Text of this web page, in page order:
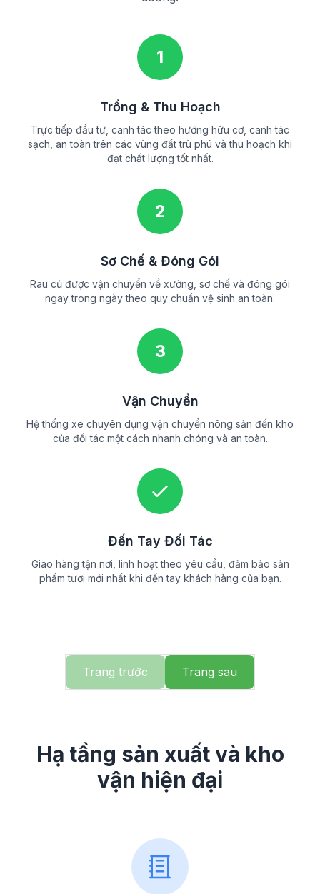
1
Trồng & Thu Hoạch
Trực tiếp đầu tư, canh tác theo hướng hữu cơ, canh tác
sạch, an toàn trên các vùng đất trù phú và thu hoạch khi
đạt chất lượng tốt nhất.
2
Sơ Chế & Đóng Gói
Rau củ được vận chuyển về xưởng, sơ chế và đóng gói
ngay trong ngày theo quy chuẩn vệ sinh an toàn.
3
Vận Chuyển
Hệ thống xe chuyên dụng vận chuyển nông sản đến kho
của đối tác một cách nhanh chóng và an toàn.
Đến Tay Đối Tác
Giao hàng tận nơi, linh hoạt theo yêu cầu, đảm bảo sản
phẩm tươi mới nhất khi đến tay khách hàng của bạn.
Trang trước Trang sau
Hạ tầng sản xuất và kho
vận hiện đại